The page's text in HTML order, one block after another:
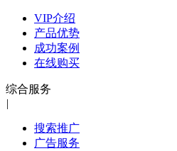
VIP介绍
产品优势
成功案例
在线购买
综合服务
|
搜索推广
广告服务